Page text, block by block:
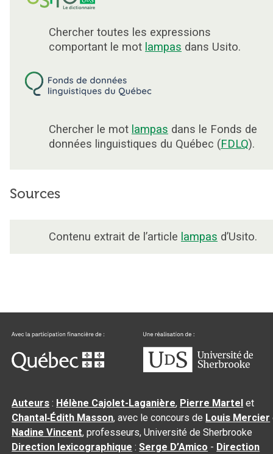
Chercher toutes les expressions
comportant le mot lampas dans Usito.
Chercher le mot lampas dans le Fonds de
données linguistiques du Québec (FDLQ).
Sources
Contenu extrait de l’article lampas d’Usito.
Auteurs : Hélène Cajolet-Laganière, Pierre Martel et
Chantal‑Édith Masson, avec le concours de Louis Mercier
Nadine Vincent, professeurs, Université de Sherbrooke
Direction lexicographique :Serge D’Amico - Direction